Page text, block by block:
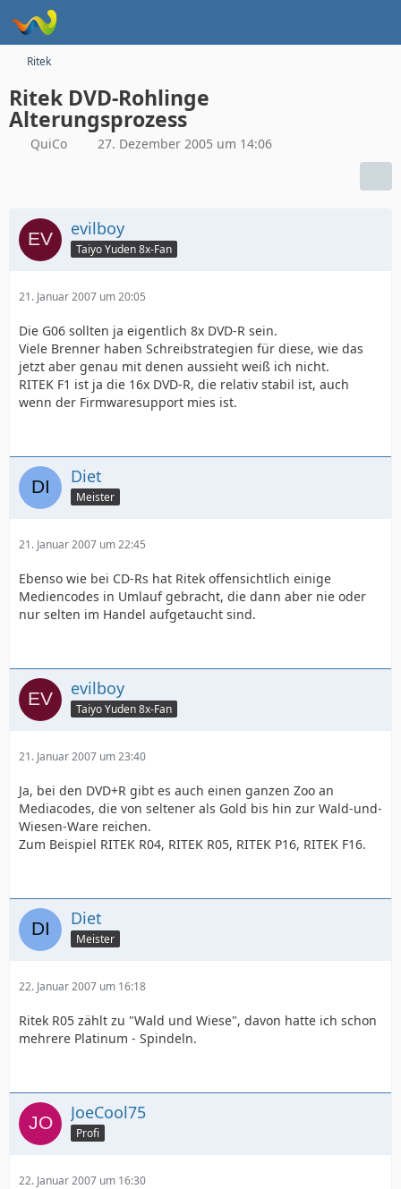
Ritek
Ritek DVD-Rohlinge
Alterungsprozess
QuiCo 27. Dezember 2005 um 14:06
evilboy
Taiyo Yuden 8x-Fan
21. Januar 2007 um 20:05
Die G06 sollten ja eigentlich 8x DVD-R sein.
Viele Brenner haben Schreibstrategien für diese, wie das
jetzt aber genau mit denen aussieht weiß ich nicht.
RITEK F1 ist ja die 16x DVD-R, die relativ stabil ist, auch
wenn der Firmwaresupport mies ist.
Diet
Meister
21. Januar 2007 um 22:45
Ebenso wie bei CD-Rs hat Ritek offensichtlich einige
Mediencodes in Umlauf gebracht, die dann aber nie oder
nur selten im Handel aufgetaucht sind.
evilboy
Taiyo Yuden 8x-Fan
21. Januar 2007 um 23:40
Ja, bei den DVD+R gibt es auch einen ganzen Zoo an
Mediacodes, die von seltener als Gold bis hin zur Wald-und-
Wiesen-Ware reichen.
Zum Beispiel RITEK R04, RITEK R05, RITEK P16, RITEK F16.
Diet
Meister
22. Januar 2007 um 16:18
Ritek R05 zählt zu "Wald und Wiese", davon hatte ich schon
mehrere Platinum - Spindeln.
JoeCool75
Profi
22. Januar 2007 um 16:30